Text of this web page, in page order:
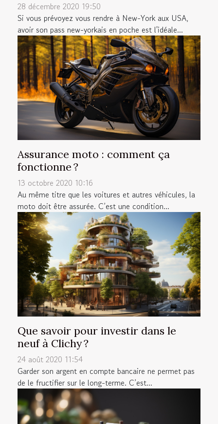
28 décembre 2020 19:50
Si vous prévoyez vous rendre à New-York aux USA,
avoir son pass new-yorkais en poche est l'idéale...
Assurance moto : comment ça
fonctionne ?
13 octobre 2020 10:16
Au même titre que les voitures et autres véhicules, la
moto doit être assurée. C’est une condition...
Que savoir pour investir dans le
neuf à Clichy ?
24 août 2020 11:54
Garder son argent en compte bancaire ne permet pas
de le fructifier sur le long-terme. C’est...